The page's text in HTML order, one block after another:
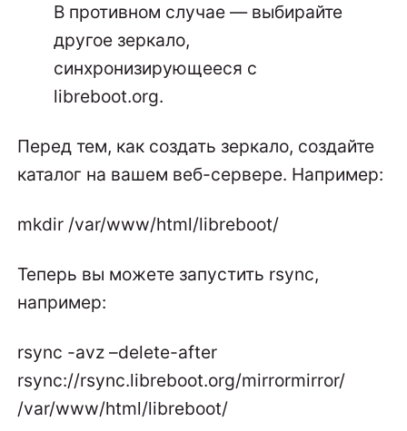
В противном случае — выбирайте
другое зеркало,
синхронизирующееся с
libreboot.org.
Перед тем, как создать зеркало, создайте
каталог на вашем веб-сервере. Например:
mkdir /var/www/html/libreboot/
Теперь вы можете запустить rsync,
например:
rsync -avz –delete-after
rsync://rsync.libreboot.org/mirrormirror/
/var/www/html/libreboot/